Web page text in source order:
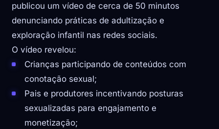
publicou um vídeo de cerca de 50 minutos
denunciando práticas de adultização e
exploração infantil nas redes sociais.
O vídeo revelou:
Crianças participando de conteúdos com
conotação sexual;
Pais e produtores incentivando posturas
sexualizadas para engajamento e
monetização;